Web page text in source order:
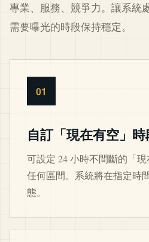
專業、服務、競爭力。讓系統
需要曝光的時段保持穩定。
01
自訂「現在有空」
可設定 24 小時不間斷的「
任何區間。系統將在指定時
態。